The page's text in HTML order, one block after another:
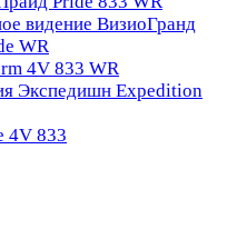
видение ВизиоГранд
WR
4V 833 WR
Экспедишн Expedition
4V 833